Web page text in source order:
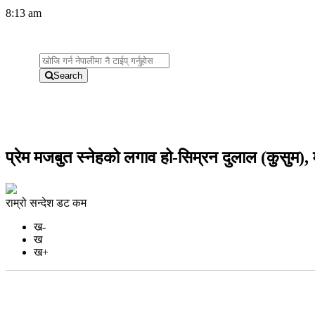
8:13 am
Search
प्रेम मजबुत स्नेहको लगाव हो-सिम्रन दुलाल (कुसुम),
राम्रो सन्देश डट कम
ख-
ख
ख+